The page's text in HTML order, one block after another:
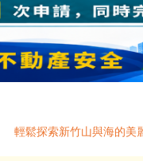
輕鬆探索新竹山與海的美